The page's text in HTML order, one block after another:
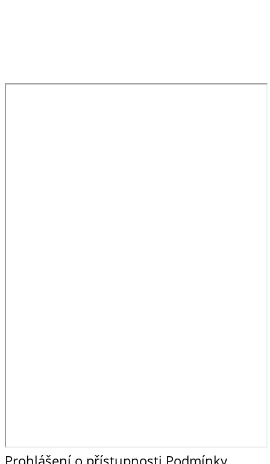
Prohlášení o přístupnosti Podmínky